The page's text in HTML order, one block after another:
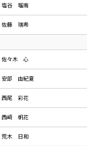
塩谷 瑠南
佐藤 瑞希
佐々木 心
安部 由紀夏
西尾 彩花
西﨑 帆花
荒木 日和